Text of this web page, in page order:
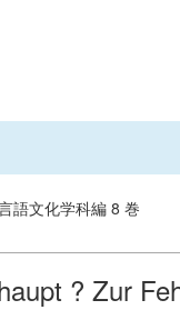
語文化学科編 8 巻
? Zur